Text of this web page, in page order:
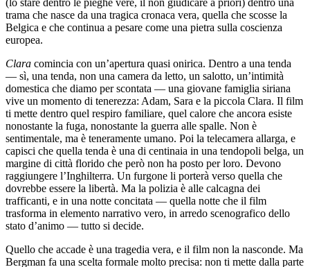
(lo stare dentro le pieghe vere, il non giudicare a priori) dentro una
trama che nasce da una tragica cronaca vera, quella che scosse la
Belgica e che continua a pesare come una pietra sulla coscienza
europea.
Clara comincia con un’apertura quasi onirica. Dentro a una tenda
— sì, una tenda, non una camera da letto, un salotto, un’intimità
domestica che diamo per scontata — una giovane famiglia siriana
vive un momento di tenerezza: Adam, Sara e la piccola Clara. Il film
ti mette dentro quel respiro familiare, quel calore che ancora esiste
nonostante la fuga, nonostante la guerra alle spalle. Non è
sentimentale, ma è teneramente umano. Poi la telecamera allarga, e
capisci che quella tenda è una di centinaia in una tendopoli belga, un
margine di città florido che però non ha posto per loro. Devono
raggiungere l’Inghilterra. Un furgone li porterà verso quella che
dovrebbe essere la libertà. Ma la polizia è alle calcagna dei
trafficanti, e in una notte concitata — quella notte che il film
trasforma in elemento narrativo vero, in arredo scenografico dello
stato d’animo — tutto si decide.
Quello che accade è una tragedia vera, e il film non la nasconde. Ma
Bergman fa una scelta formale molto precisa: non ti mette dalla parte